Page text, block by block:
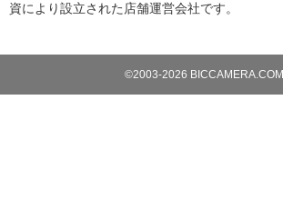
資により設立された店舗運営会社です。
©2003-2026 BICCAMERA.COM